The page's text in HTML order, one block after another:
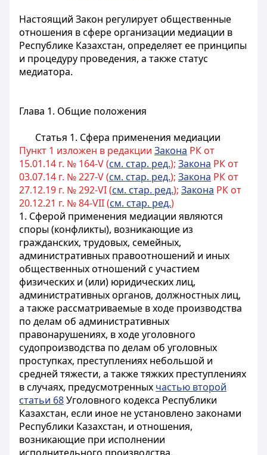
Настоящий Закон регулирует общественные
отношения в сфере организации медиации в
Республике Казахстан, определяет ее принципы
и процедуру проведения, а также статус
медиатора.
Глава 1. Общие положения
Статья 1. Сфера применения медиации
Пункт 1 изложен в редакции Закона РК от
15.01.14 г. № 164-V (см. стар. ред.); Закона РК от
03.07.14 г. № 227-V (см. стар. ред.); Закона РК от
27.12.19 г. № 292-VI (см. стар. ред.); Закона РК от
20.12.21 г. № 84-VII (см. стар. ред.)
1. Сферой применения медиации являются
споры (конфликты), возникающие из
гражданских, трудовых, семейных,
административных правоотношений и иных
общественных отношений с участием
физических и (или) юридических лиц,
административных органов, должностных лиц,
а также рассматриваемые в ходе производства
по делам об административных
правонарушениях, в ходе уголовного
судопроизводства по делам об уголовных
проступках, преступлениях небольшой и
средней тяжести, а также тяжких преступлениях
в случаях, предусмотренных частью второй
статьи 68Уголовного кодекса Республики
Казахстан, если иное не установлено законами
Республики Казахстан, и отношения,
возникающие при исполнении